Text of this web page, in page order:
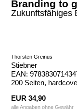
Branding to
Zukunftsfähiges
Thorsten Greinus
Stiebner
EAN:
200 Seiten,
EUR 34,90
alle Angaben ohne Gewähr